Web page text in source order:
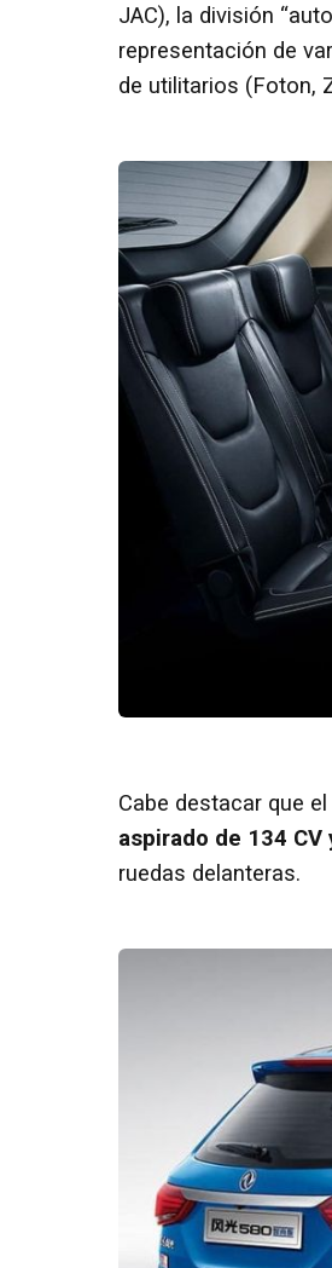
JAC), la división
representación de
de utilitarios (Foton,
Cabe destacar que el
aspirado de 134 CV
ruedas delanteras.